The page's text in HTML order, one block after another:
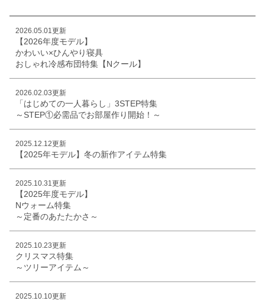
2026.05.01更新
【2026年度モデル】
かわいい×ひんやり寝具
おしゃれ冷感布団特集【Nクール】
2026.02.03更新
「はじめての一人暮らし」3STEP特集
～STEP①必需品でお部屋作り開始！～
2025.12.12更新
【2025年モデル】冬の新作アイテム特集
2025.10.31更新
【2025年度モデル】
Nウォーム特集
～定番のあたたかさ～
2025.10.23更新
クリスマス特集
～ツリーアイテム～
2025.10.10更新